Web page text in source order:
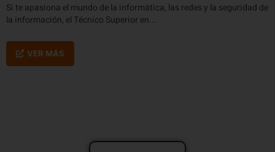
Si te apasiona el mundo de la informática, las redes y la seguridad de
la información, el Técnico Superior en...
VER MÁS